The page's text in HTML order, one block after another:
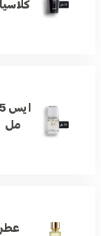
كلاسيك
مل